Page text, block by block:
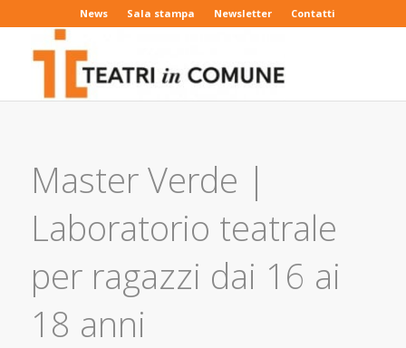
News Sala stampa Newsletter Contatti
Master Verde |
Laboratorio teatrale
per ragazzi dai 16 ai
18 anni